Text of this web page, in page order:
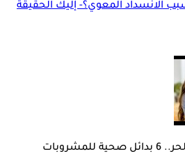
الانسداد المعوي؟- إليك الحقيقة
لترطيب الجسم في الحر.. 6 بدائل صحية للمشروبات